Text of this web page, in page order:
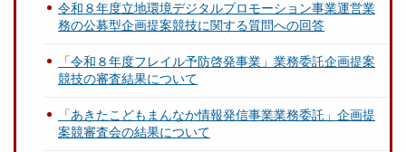
令和８年度立地環境デジタルプロモーション事業運営業
務の公募型企画提案競技に関する質問への回答
「令和８年度フレイル予防啓発事業」業務委託企画提案
競技の審査結果について
「あきたこどもまんなか情報発信事業業務委託」企画提
案競審査会の結果について